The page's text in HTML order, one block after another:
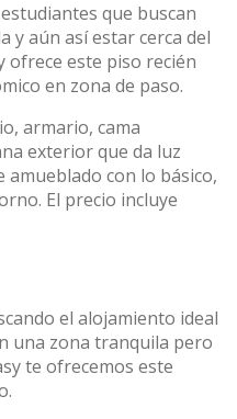
que buscan
y aún así estar cerca del
ofrece este piso recién
en zona de paso.
armario, cama
exterior que da luz
con lo básico,
El precio incluye
el alojamiento ideal
una zona tranquila pero
te ofrecemos este